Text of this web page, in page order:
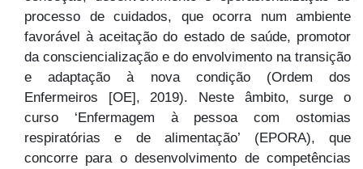
processo de cuidados, que ocorra num ambiente
favorável à aceitação do estado de saúde, promotor
da consciencialização e do envolvimento na transição
e adaptação à nova condição (Ordem dos
Enfermeiros [OE], 2019). Neste âmbito, surge o
curso ‘Enfermagem à pessoa com ostomias
respiratórias e de alimentação’ (EPORA), que
concorre para o desenvolvimento de competências